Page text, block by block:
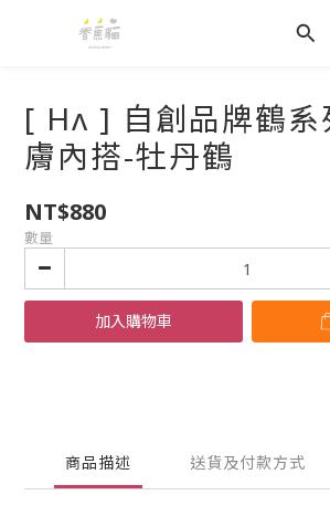
[ Hʌ ] 自創品牌鶴系
膚內搭-牡丹鶴
NT$880
數量
加入購物車
商品描述 送貨及付款方式